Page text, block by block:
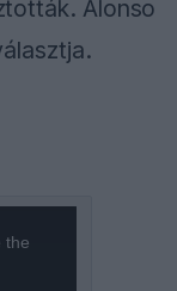
Alonso
the